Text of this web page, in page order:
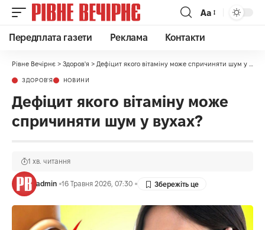
Аа
Передплата газети Реклама Контакти
Рівне Вечірнє > Здоров'я > Дефіцит якого вітаміну може спричиняти шум у вухах?
ЗДОРОВ'Я НОВИНИ
Дефіцит якого вітаміну може
спричиняти шум у вухах?
admin 16 Травня 2026, 07:30
1 хв. читання